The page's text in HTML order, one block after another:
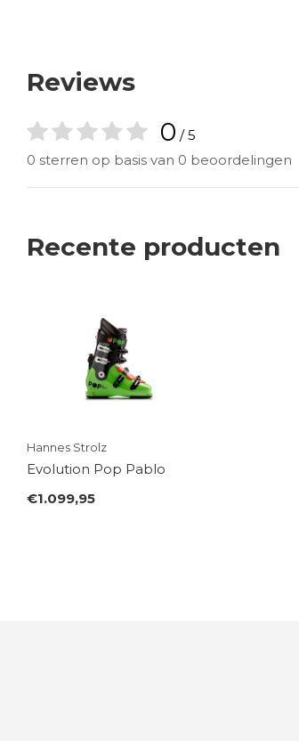
Reviews
0 / 5
0 sterren op basis van 0 beoordelingen
Recente producten
Hannes Strolz
Evolution Pop Pablo
€1.099,95